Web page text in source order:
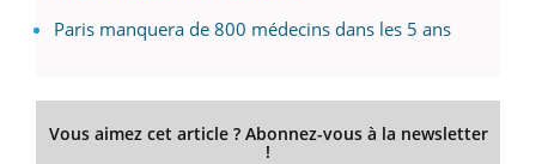
Paris manquera de 800 médecins dans les 5 ans
Vous aimez cet article ? Abonnez-vous à la newsletter
!